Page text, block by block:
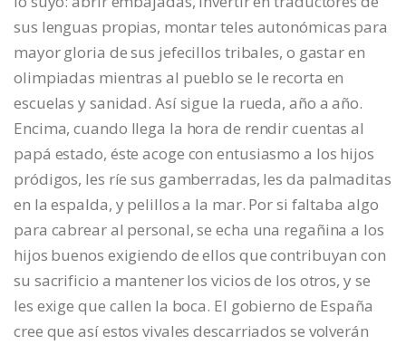
sus lenguas propias, montar teles autonómicas para
mayor gloria de sus jefecillos tribales, o gastar en
olimpiadas mientras al pueblo se le recorta en
escuelas y sanidad. Así sigue la rueda, año a año.
Encima, cuando llega la hora de rendir cuentas al
papá estado, éste acoge con entusiasmo a los hijos
pródigos, les ríe sus gamberradas, les da palmaditas
en la espalda, y pelillos a la mar. Por si faltaba algo
para cabrear al personal, se echa una regañina a los
hijos buenos exigiendo de ellos que contribuyan con
su sacrificio a mantener los vicios de los otros, y se
les exige que callen la boca. El gobierno de España
cree que así estos vivales descarriados se volverán